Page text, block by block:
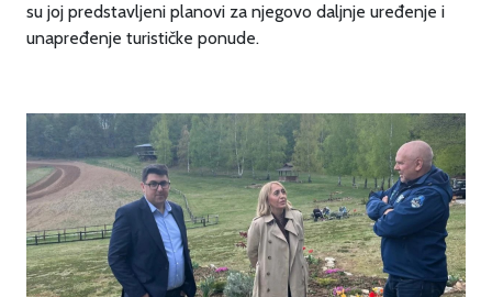
su joj predstavljeni planovi za njegovo daljnje uređenje i
unapređenje turističke ponude.